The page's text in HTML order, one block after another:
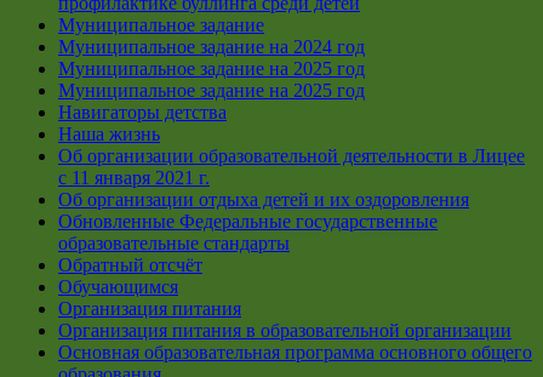
Муниципальное задание
Муниципальное задание на 2024 год
Муниципальное задание на 2025 год
Муниципальное задание на 2025 год
Навигаторы детства
Наша жизнь
Об организации образовательной деятельности в Лицее
с 11 января 2021 г.
Об организации отдыха детей и их оздоровления
Обновленные Федеральные государственные
образовательные стандарты
Обратный отсчёт
Обучающимся
Организация питания
Организация питания в образовательной организации
Основная образовательная программа основного общего